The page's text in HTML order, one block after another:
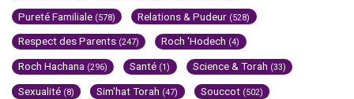
Pureté Familiale (578) Relations & Pudeur (528)
Respect des Parents (247) Roch 'Hodech (4)
Roch Hachana (296) Santé (1) Science & Torah (33)
Sexualité (8) Sim'hat Torah (47) Souccot (502)